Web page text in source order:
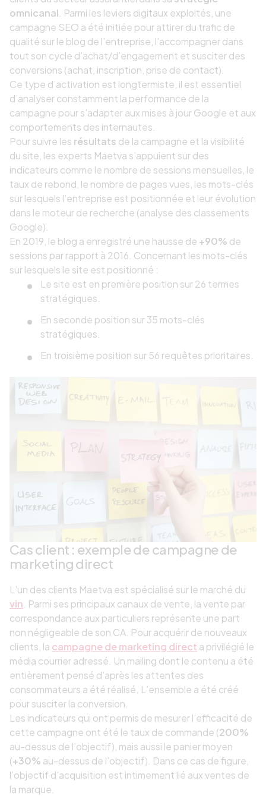
omnicanal. Parmi les leviers digitaux exploités, une
campagne SEO a été initiée pour attirer du trafic de
qualité sur le blog de l’entreprise, l’accompagner dans
tout son cycle d’achat/d’engagement et susciter des
conversions (achat, inscription, prise de contact).
Ce type d’activation est longtermiste, il est essentiel
d’analyser constamment la performance de la
campagne pour s’adapter aux mises à jour Google et aux
comportements des internautes.
Pour suivre les résultats de la campagne et la visibilité
du site, les experts Maetva s’appuient sur des
indicateurs comme le nombre de sessions mensuelles, le
taux de rebond, le nombre de pages vues, les mots-clés
sur lesquels l’entreprise est positionnée et leur évolution
dans le moteur de recherche (analyse des classements
Google).
En 2019, le blog a enregistré une hausse de +90% de
sessions par rapport à 2016. Concernant les mots-clés
sur lesquels le site est positionné :
Le site est en première position sur 26 termes
stratégiques.
En seconde position sur 35 mots-clés
stratégiques.
En troisième position sur 56 requêtes prioritaires.
Cas client : exemple de campagne de
marketing direct
L’un des clients Maetva est spécialisé sur le marché du
vin . Parmi ses principaux canaux de vente, la vente par
correspondance aux particuliers représente une part
non négligeable de son CA. Pour acquérir de nouveaux
clients, la campagne de marketing direct a privilégié le
média courrier adressé. Un mailing dont le contenu a été
entièrement pensé d’après les attentes des
consommateurs a été réalisé. L’ensemble a été créé
pour susciter la conversion.
Les indicateurs qui ont permis de mesurer l’efficacité de
cette campagne ont été le taux de commande (200%
au-dessus de l’objectif), mais aussi le panier moyen
(+30% au-dessus de l’objectif). Dans ce cas de figure,
l’objectif d’acquisition est intimement lié aux ventes de
la marque.